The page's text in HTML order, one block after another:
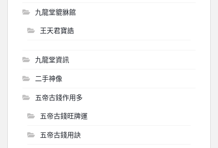
九龍堂貔貅館
王天君寶誥
九龍堂資訊
二手神像
五帝古錢作用多
五帝古錢旺牌運
五帝古錢用訣